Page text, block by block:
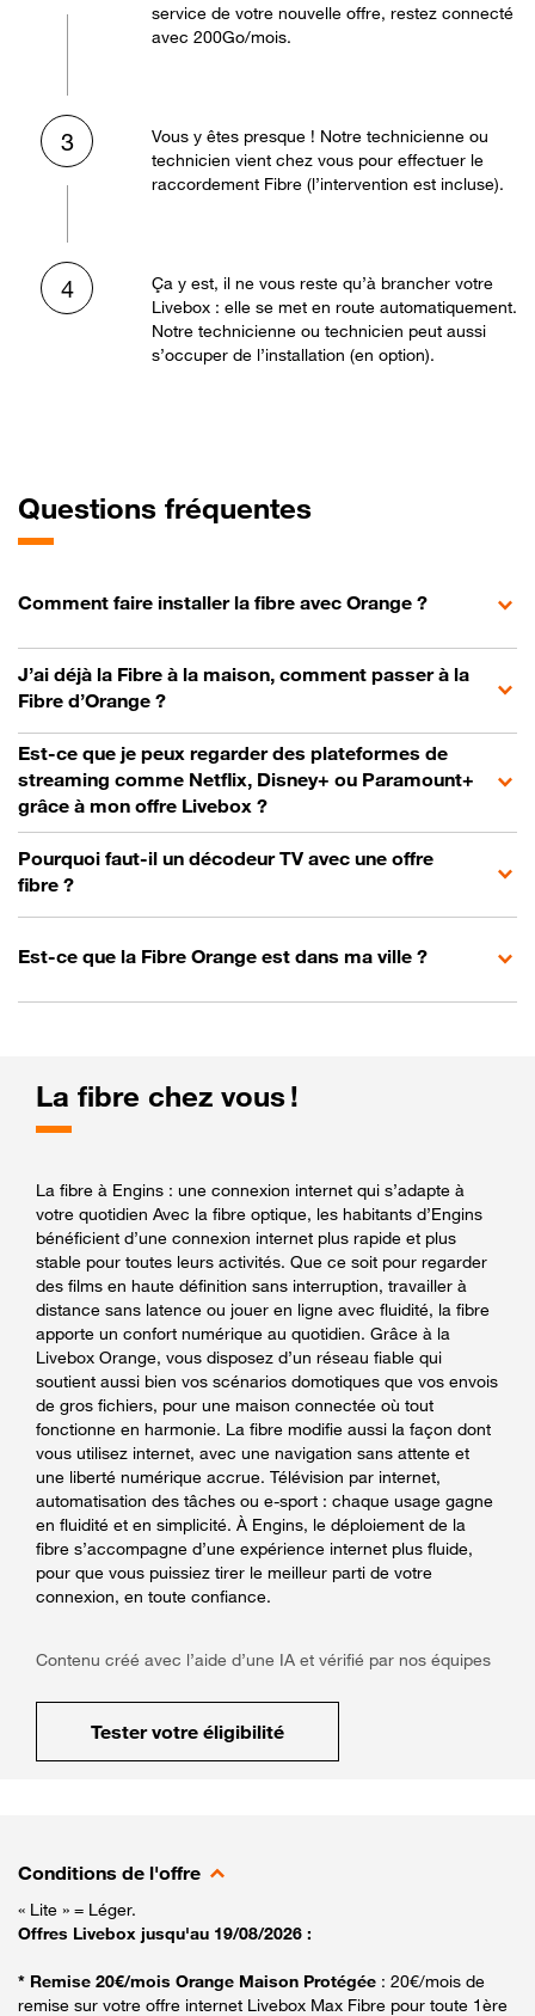
service de votre nouvelle offre, restez connecté
avec 200Go/mois.
3
Vous y êtes presque ! Notre technicienne ou
technicien vient chez vous pour effectuer le
raccordement Fibre (l’intervention est incluse).
4
Ça y est, il ne vous reste qu’à brancher votre
Livebox : elle se met en route automatiquement.
Notre technicienne ou technicien peut aussi
s’occuper de l’installation (en option).
Questions fréquentes
Comment faire installer la fibre avec Orange ?
J’ai déjà la Fibre à la maison, comment passer à la
Fibre d’Orange ?
Est-ce que je peux regarder des plateformes de
streaming comme Netflix, Disney+ ou Paramount+
grâce à mon offre Livebox ?
Pourquoi faut-il un décodeur TV avec une offre
fibre ?
Est-ce que la Fibre Orange est dans ma ville ?
La fibre chez vous !
La fibre à Engins : une connexion internet qui s’adapte à
votre quotidien Avec la fibre optique, les habitants d’Engins
bénéficient d’une connexion internet plus rapide et plus
stable pour toutes leurs activités. Que ce soit pour regarder
des films en haute définition sans interruption, travailler à
distance sans latence ou jouer en ligne avec fluidité, la fibre
apporte un confort numérique au quotidien. Grâce à la
Livebox Orange, vous disposez d’un réseau fiable qui
soutient aussi bien vos scénarios domotiques que vos envois
de gros fichiers, pour une maison connectée où tout
fonctionne en harmonie. La fibre modifie aussi la façon dont
vous utilisez internet, avec une navigation sans attente et
une liberté numérique accrue. Télévision par internet,
automatisation des tâches ou e-sport : chaque usage gagne
en fluidité et en simplicité. À Engins, le déploiement de la
fibre s’accompagne d’une expérience internet plus fluide,
pour que vous puissiez tirer le meilleur parti de votre
connexion, en toute confiance.
Contenu créé avec l’aide d’une IA et vérifié par nos équipes
Tester votre éligibilité
Conditions de l'offre
« Lite » = Léger.
Offres Livebox jusqu'au 19/08/2026 :
* Remise 20€/mois Orange Maison Protégée : 20€/mois de
remise sur votre offre internet Livebox Max Fibre pour toute 1ère